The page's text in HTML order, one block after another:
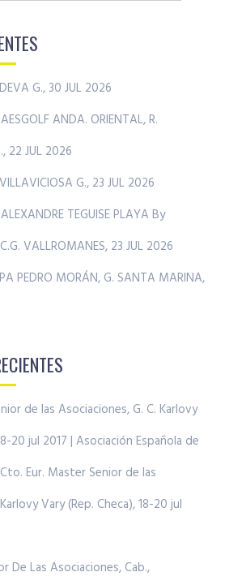
G., 30 JUL 2026
ANDA. ORIENTAL, R.
22 JUL 2026
G., 23 JUL 2026
TEGUISE PLAYA By
VALLROMANES, 23 JUL 2026
PEDRO MORÁN, G. SANTA MARINA,
de las Asociaciones, G. C. Karlovy
20 jul 2017 | Asociación Española de
Cto. Eur. Master Senior de las
Vary (Rep. Checa), 18-20 jul
De Las Asociaciones, Cab.,